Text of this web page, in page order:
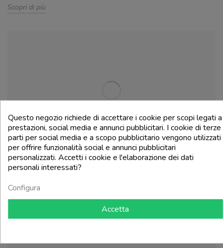
Scopri di più
I VINI DI CANTINA LUCHIN, UN VIAGGIO ALLA
SCOPERTA DI UNA STORIA CENTENARIA.
Passione e tradizione, il binomio unico caratteristico di Cantine
Scopri di più
Questo negozio richiede di accettare i cookie per scopi legati a
prestazioni, social media e annunci pubblicitari. I cookie di terze
parti per social media e a scopo pubblicitario vengono utilizzati
per offrire funzionalità social e annunci pubblicitari
personalizzati. Accetti i cookie e l'elaborazione dei dati
personali interessati?
Configura
Accetta